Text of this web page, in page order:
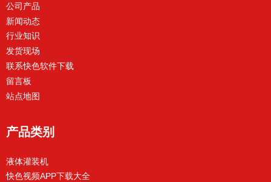
公司产品
新闻动态
行业知识
发货现场
联系快色软件下载
留言板
站点地图
产品类别
液体灌装机
快色视频APP下载大全